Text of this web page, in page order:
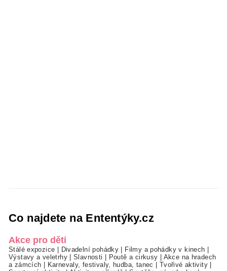
Co najdete na Ententýky.cz
Akce pro děti
Stálé expozice Divadelní pohádky Filmy a pohádky v kinech
Výstavy a veletrhy|Slavnosti Poutě a cirkusy
Akce na hradech
a zámcích
Karnevaly, festivaly, hudba, tanec Tvořivé aktivity